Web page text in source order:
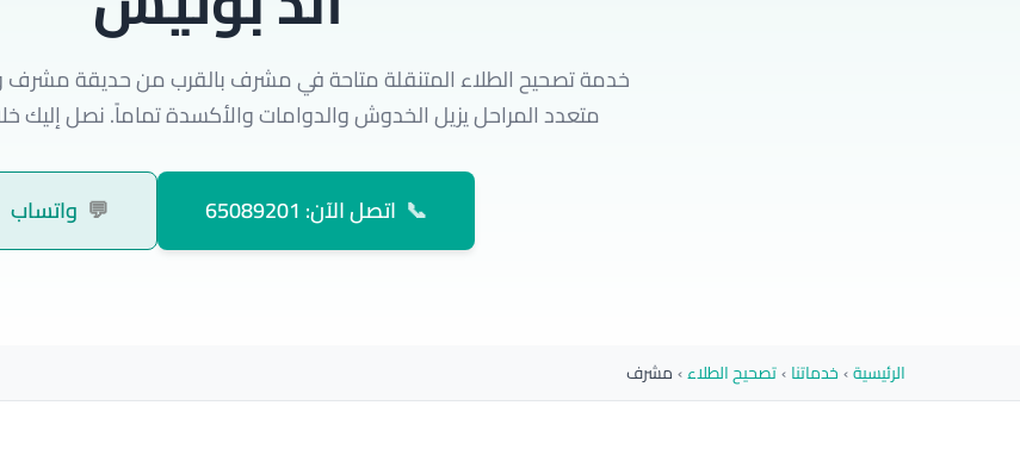
خدمة تصحيح الطلاء المتنقلة متاحة في مشرف بالقرب من حديقة مشرف
متعدد المراحل يزيل الخدوش والدوامات والأكسدة تماماً. نصل إليك خلال 45 دقيقة
📞 اتصل الآن: 65089201 💬 واتساب
الرئيسية›خدماتنا›تصحيح الطلاء›مشرف